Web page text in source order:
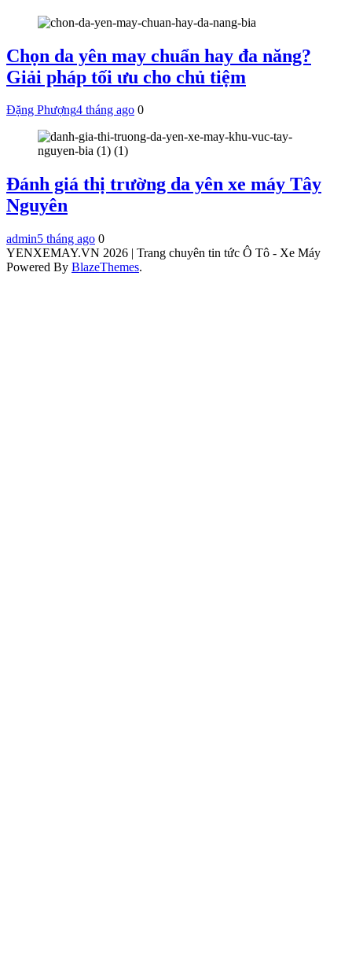
Chọn da yên may chuẩn hay đa năng?
Giải pháp tối ưu cho chủ tiệm
Đặng Phượng4 tháng ago 0
Đánh giá thị trường da yên xe máy Tây
Nguyên
admin5 tháng ago 0
YENXEMAY.VN 2026 | Trang chuyên tin tức Ô Tô - Xe Máy
Powered By BlazeThemes.